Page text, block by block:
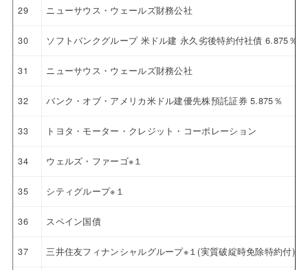
29 ニューサウス・ウェールズ財務公社
30 ソフトバンクグループ 米ドル建 永久劣後特約付社債 6.875％
31 ニューサウス・ウェールズ財務公社
32 バンク・オブ・アメリカ米ドル建優先株預託証券 5.875％
33 トヨタ・モーター・クレジット・コーポレーション
34 ウェルズ・ファーゴ※１
35 シティグループ※１
36 スペイン国債
37 三井住友フィナンシャルグループ※１(実質破綻時免除特約付)